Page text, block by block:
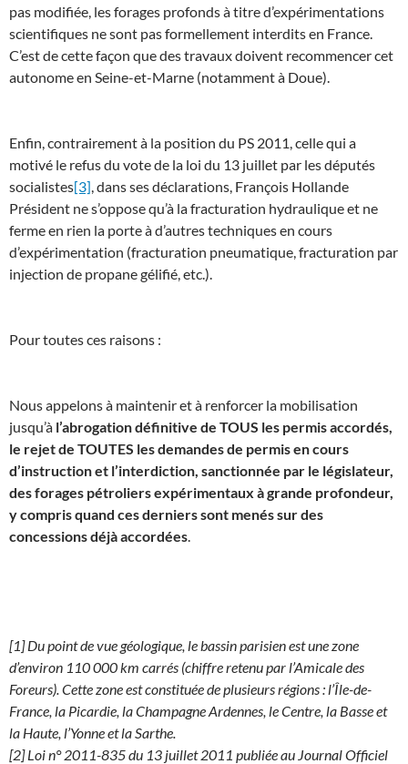
pas modifiée, les forages profonds à titre d’expérimentations
scientifiques ne sont pas formellement interdits en France.
C’est de cette façon que des travaux doivent recommencer cet
autonome en Seine-et-Marne (notamment à Doue).
Enfin, contrairement à la position du PS 2011, celle qui a
motivé le refus du vote de la loi du 13 juillet par les députés
socialistes[3], dans ses déclarations, François Hollande
Président ne s’oppose qu’à la fracturation hydraulique et ne
ferme en rien la porte à d’autres techniques en cours
d’expérimentation (fracturation pneumatique, fracturation par
injection de propane gélifié, etc.).
Pour toutes ces raisons :
Nous appelons à maintenir et à renforcer la mobilisation
jusqu’à l’abrogation définitive de TOUS les permis accordés,
le rejet de TOUTES les demandes de permis en cours
d’instruction et l’interdiction, sanctionnée par le législateur,
des forages pétroliers expérimentaux à grande profondeur,
y compris quand ces derniers sont menés sur des
concessions déjà accordées.
[1] Du point de vue géologique, le bassin parisien est une zone
d’environ 110 000 km carrés (chiffre retenu par l’Amicale des
Foreurs). Cette zone est constituée de plusieurs régions : l’Île-de-
France, la Picardie, la Champagne Ardennes, le Centre, la Basse et
la Haute, l’Yonne et la Sarthe.
[2] Loi n° 2011-835 du 13 juillet 2011 publiée au Journal Officiel